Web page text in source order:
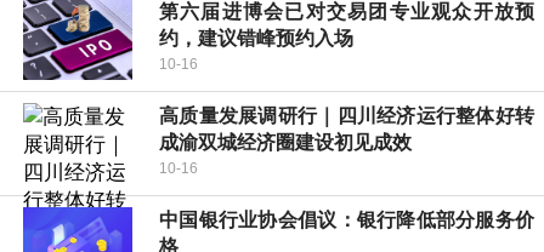
第六届进博会已对交易团专业观众开放预
约，建议错峰预约入场
10-16
高质量发展调研行｜四川经济运行整体好转
成渝双城经济圈建设初见成效
10-16
中国银行业协会倡议：银行降低部分服务价
格